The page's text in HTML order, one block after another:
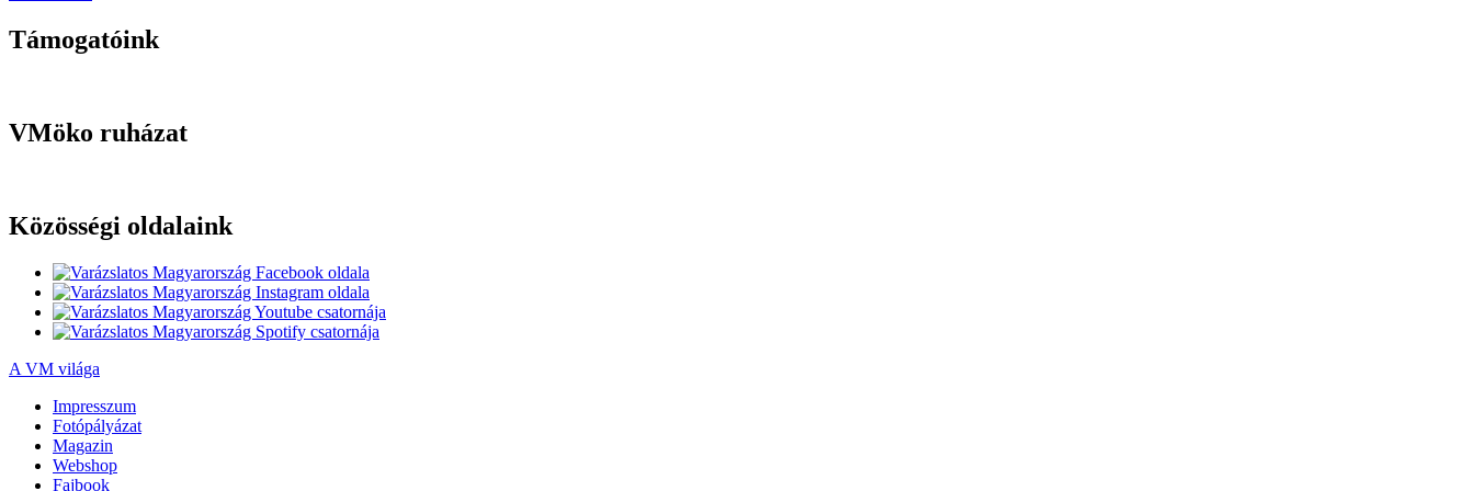
Támogatóink
VMöko ruházat
Közösségi oldalaink
A VM világa
Impresszum
Fotópályázat
Magazin
Webshop
Fajbook